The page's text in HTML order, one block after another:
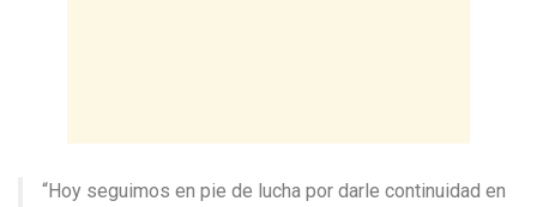
“Hoy seguimos en pie de lucha por darle continuidad en